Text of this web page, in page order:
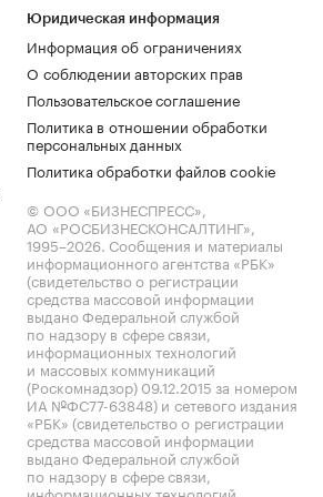
Юридическая информация
Информация об ограничениях
О соблюдении авторских прав
Пользовательское соглашение
Политика в отношении обработки
персональных данных
Политика обработки файлов cookie
© ООО «БИЗНЕСПРЕСС»,
АО «РОСБИЗНЕСКОНСАЛТИНГ»,
1995–2026. Сообщения и материалы
информационного агентства «РБК»
(свидетельство о регистрации
средства массовой информации
выдано Федеральной службой
по надзору в сфере связи,
информационных технологий
и массовых коммуникаций
(Роскомнадзор) 09.12.2015 за номером
ИА №ФС77-63848) и сетевого издания
«РБК» (свидетельство о регистрации
средства массовой информации
выдано Федеральной службой
по надзору в сфере связи,
информационных технологий